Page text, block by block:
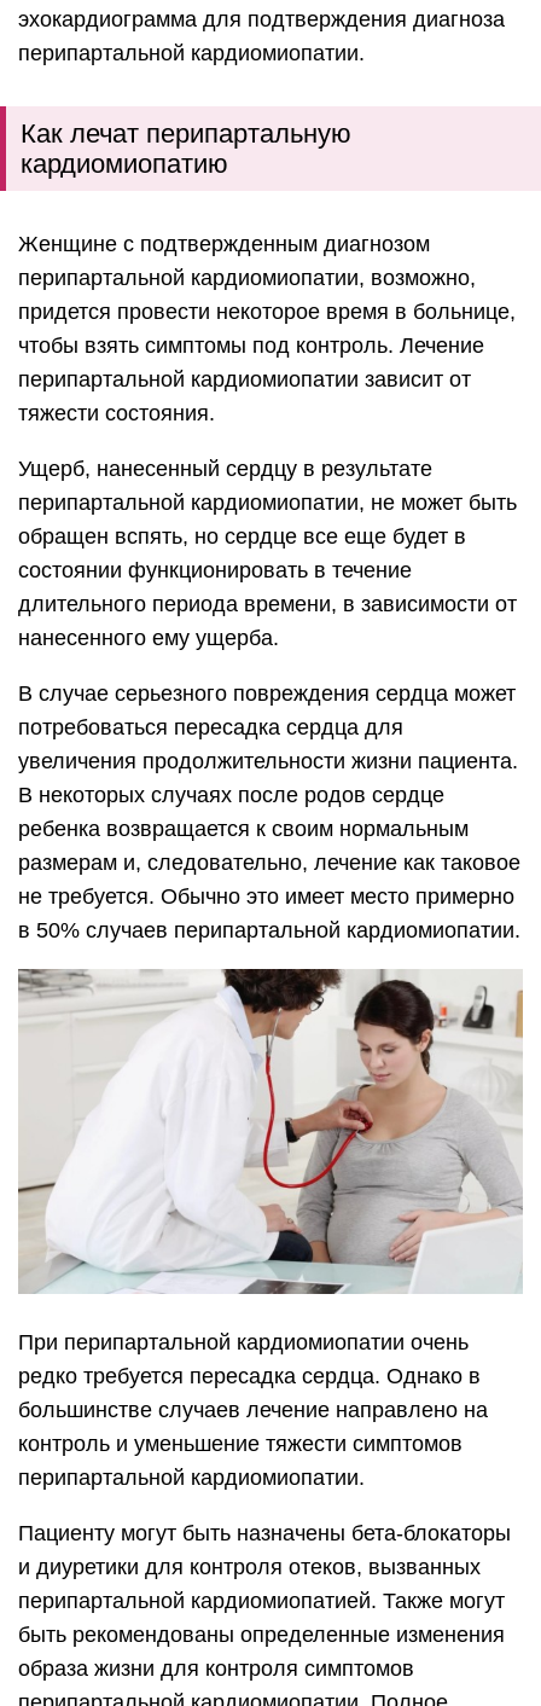
эхокардиограмма для подтверждения диагноза
перипартальной кардиомиопатии.
Как лечат перипартальную
кардиомиопатию
Женщине с подтвержденным диагнозом
перипартальной кардиомиопатии, возможно,
придется провести некоторое время в больнице,
чтобы взять симптомы под контроль. Лечение
перипартальной кардиомиопатии зависит от
тяжести состояния.
Ущерб, нанесенный сердцу в результате
перипартальной кардиомиопатии, не может быть
обращен вспять, но сердце все еще будет в
состоянии функционировать в течение
длительного периода времени, в зависимости от
нанесенного ему ущерба.
В случае серьезного повреждения сердца может
потребоваться пересадка сердца для
увеличения продолжительности жизни пациента.
В некоторых случаях после родов сердце
ребенка возвращается к своим нормальным
размерам и, следовательно, лечение как таковое
не требуется. Обычно это имеет место примерно
в 50% случаев перипартальной кардиомиопатии.
При перипартальной кардиомиопатии очень
редко требуется пересадка сердца. Однако в
большинстве случаев лечение направлено на
контроль и уменьшение тяжести симптомов
перипартальной кардиомиопатии.
Пациенту могут быть назначены бета-блокаторы
и диуретики для контроля отеков, вызванных
перипартальной кардиомиопатией. Также могут
быть рекомендованы определенные изменения
образа жизни для контроля симптомов